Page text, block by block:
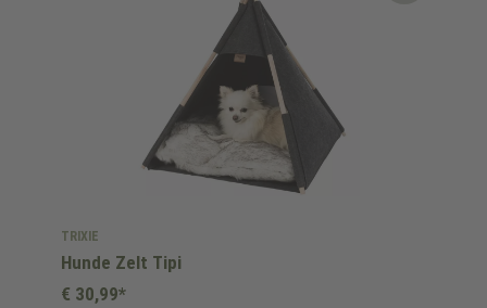
TRIXIE
Hunde Zelt Tipi
€ 30,99*